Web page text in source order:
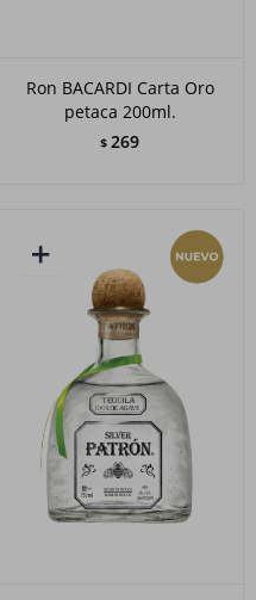
Ron BACARDI Carta Oro
petaca 200ml.
$ 269